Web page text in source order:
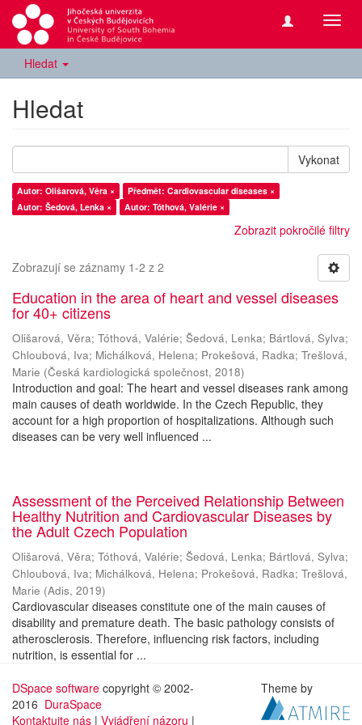
Hledat
Hledat
Vykonat
Autor: Olišarová, Věra ×
Předmět: Cardiovascular diseases ×
Autor: Šedová, Lenka ×
Autor: Tóthová, Valérie ×
Zobrazit pokročilé filtry
Zobrazují se záznamy 1-2 z 2
Education in the area of heart and vessel diseases
for 40+ citizens
Olišarová, Věra; Tóthová, Valérie; Šedová, Lenka; Bártlová, Sylva;
Chloubová, Iva; Michálková, Helena; Prokešová, Radka; Trešlová,
Marie (Česká kardiologická společnost, 2018)
Introduction and goal: The heart and vessel diseases rank among
main causes of death worldwide. In the Czech Republic, they
account for a high proportion of hospitalizations. Although such
diseases can be very well influenced ...
Assessment of the Perceived Relationship Between
Healthy Nutrition and Cardiovascular Diseases by
the Adult Czech Population
Olišarová, Věra; Tóthová, Valérie; Šedová, Lenka; Bártlová, Sylva;
Chloubová, Iva; Michálková, Helena; Prokešová, Radka; Trešlová,
Marie (Adis, 2019)
Cardiovascular diseases constitute one of the main causes of
disability and premature death. The basic pathology consists of
atherosclerosis. Therefore, influencing risk factors, including
nutrition, is essential for ...
DSpace software copyright © 2002-
2016 DuraSpace
Kontaktujte nás | Vyjádření názoru |
Theme by